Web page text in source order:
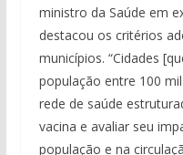
ministro da Saúde em
destacou os critérios
municípios. “Cidades
população entre 100
rede de saúde
vacina e avaliar seu
população e na